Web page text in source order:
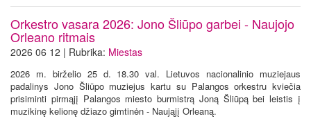
Orkestro vasara 2026: Jono Šliūpo garbei - Naujojo
Orleano ritmais
2026 06 12 | Rubrika: Miestas
2026 m. birželio 25 d. 18.30 val. Lietuvos nacionalinio muziejaus
padalinys Jono Šliūpo muziejus kartu su Palangos orkestru kviečia
prisiminti pirmąjį Palangos miesto burmistrą Joną Šliūpą bei leistis į
muzikinę kelionę džiazo gimtinėn - Naująjį Orleaną.